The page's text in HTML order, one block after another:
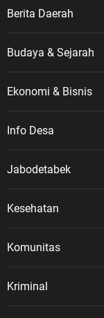
Berita Daerah
Budaya & Sejarah
Ekonomi & Bisnis
Info Desa
Jabodetabek
Kesehatan
Komunitas
Kriminal